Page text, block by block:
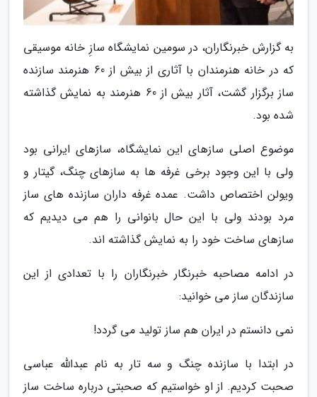
به گزارش خبرنگاران، در سومین نمایشگاه سازِ خانه موسیقی
که در خانه هنرمندان با آثاری از بیش از 60 هنرمند سازنده
ساز برگزار گشت، آثار بیش از 60 هنرمند به نمایش گذاشته
شده بود.
موضوع اصلی سازهای این نمایشگاه، سازهای ایرانی بود
ولی با این وجود برخی غرفه ها به سازهای چنگ، گیتار و
ویولن اختصاص داشت. عمده غرفه داران سازنده های ساز
مرد بودند ولی با این حال بانوانی را هم می دیدیم که
سازهای ساخت خود را به نمایش گذاشته اند.
در ادامه مصاحبه خبرنگار خبرنگاران را با تعدادی از این
سازندگان ساز می خوانید:
نمی دانستم در ایران هم ساز تولید می گردد!
در ابتدا با سازنده چنگ و سه تار به نام عبدالله عباسی
صحبت کردیم. از او خواستیم که صحبتی درباره ساخت ساز